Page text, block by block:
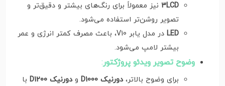
3LCD نیز معمولاً برای رنگ‌های بیشتر و دقیق‌تر و
تصویر روشن‌تر استفاده می‌شود.
LED
در مدل یابر V10، باعث مصرف کمتر انرژی و عمر
بیشتر لامپ می‌شود.
وضوح تصویر ویدئو پروژکتور:
برای وضوح بالاتر،دورنیک D1000 ودورنیک D1200
با